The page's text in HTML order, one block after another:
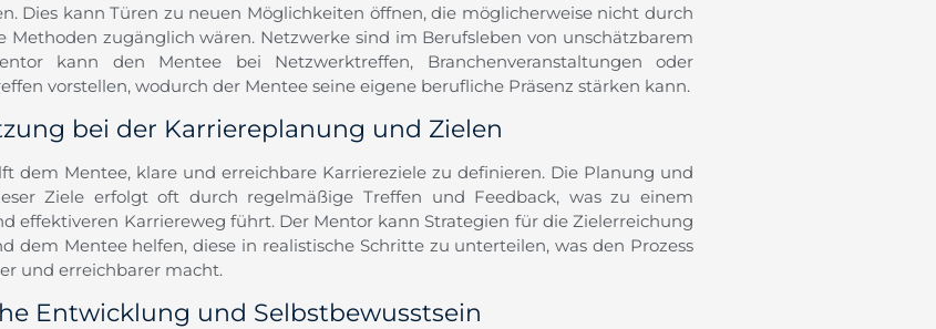
Dies kann Türen zu neuen Möglichkeiten öffnen, die möglicherweise nicht durch
Methoden zugänglich wären. Netzwerke sind im Berufsleben von unschätzbarem
kann den Mentee bei Netzwerktreffen, Branchenveranstaltungen oder
vorstellen, wodurch der Mentee seine eigene berufliche Präsenz stärken kann.
bei der Karriereplanung und Zielen
dem Mentee, klare und erreichbare Karriereziele zu definieren. Die Planung und
Ziele erfolgt oft durch regelmäßige Treffen und Feedback, was zu einem
effektiveren Karriereweg führt. Der Mentor kann Strategien für die Zielerreichung
dem Mentee helfen, diese in realistische Schritte zu unterteilen, was den Prozess
und erreichbarer macht.
Entwicklung und Selbstbewusstsein